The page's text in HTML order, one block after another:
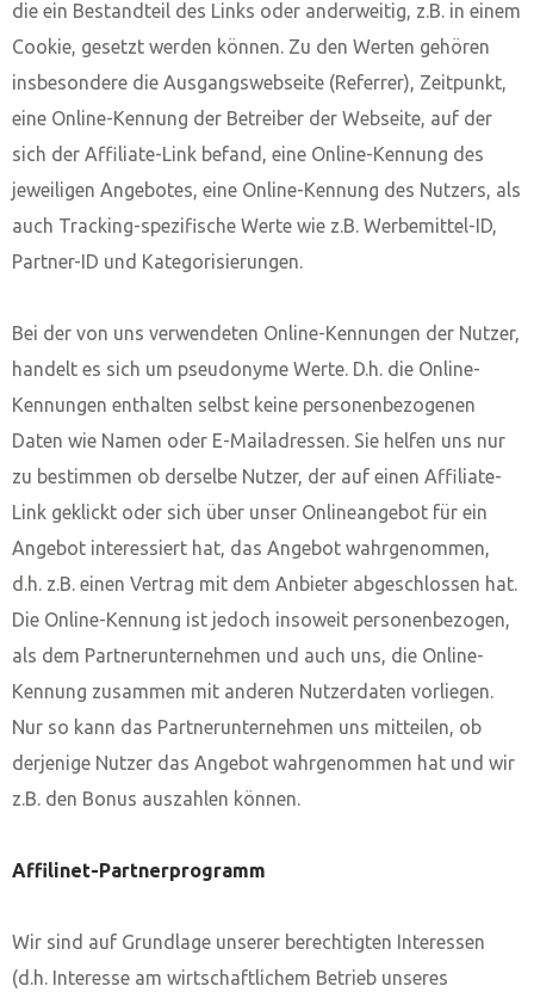
die ein Bestandteil des Links oder anderweitig, z.B. in einem
Cookie, gesetzt werden können. Zu den Werten gehören
insbesondere die Ausgangswebseite (Referrer), Zeitpunkt,
eine Online-Kennung der Betreiber der Webseite, auf der
sich der Affiliate-Link befand, eine Online-Kennung des
jeweiligen Angebotes, eine Online-Kennung des Nutzers, als
auch Tracking-spezifische Werte wie z.B. Werbemittel-ID,
Partner-ID und Kategorisierungen.
Bei der von uns verwendeten Online-Kennungen der Nutzer,
handelt es sich um pseudonyme Werte. D.h. die Online-
Kennungen enthalten selbst keine personenbezogenen
Daten wie Namen oder E-Mailadressen. Sie helfen uns nur
zu bestimmen ob derselbe Nutzer, der auf einen Affiliate-
Link geklickt oder sich über unser Onlineangebot für ein
Angebot interessiert hat, das Angebot wahrgenommen,
d.h. z.B. einen Vertrag mit dem Anbieter abgeschlossen hat.
Die Online-Kennung ist jedoch insoweit personenbezogen,
als dem Partnerunternehmen und auch uns, die Online-
Kennung zusammen mit anderen Nutzerdaten vorliegen.
Nur so kann das Partnerunternehmen uns mitteilen, ob
derjenige Nutzer das Angebot wahrgenommen hat und wir
z.B. den Bonus auszahlen können.
Affilinet-Partnerprogramm
Wir sind auf Grundlage unserer berechtigten Interessen
(d.h. Interesse am wirtschaftlichem Betrieb unseres